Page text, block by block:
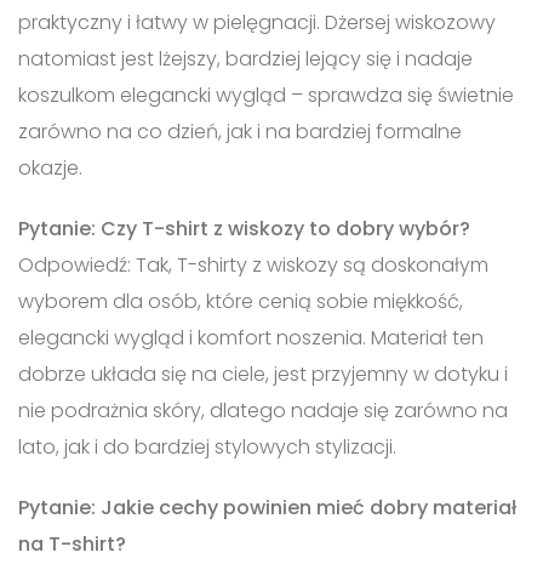
praktyczny i łatwy w pielęgnacji. Dżersej wiskozowy
natomiast jest lżejszy, bardziej lejący się i nadaje
koszulkom elegancki wygląd – sprawdza się świetnie
zarówno na co dzień, jak i na bardziej formalne
okazje.
Pytanie: Czy T-shirt z wiskozy to dobry wybór?
Odpowiedź: Tak, T-shirty z wiskozy są doskonałym
wyborem dla osób, które cenią sobie miękkość,
elegancki wygląd i komfort noszenia. Materiał ten
dobrze układa się na ciele, jest przyjemny w dotyku i
nie podrażnia skóry, dlatego nadaje się zarówno na
lato, jak i do bardziej stylowych stylizacji.
Pytanie: Jakie cechy powinien mieć dobry materiał
na T-shirt?